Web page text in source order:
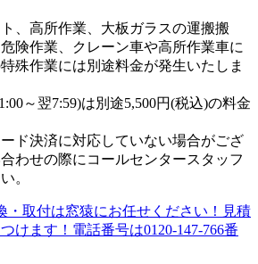
、高所作業、大板ガラスの運搬搬
険作業、クレーン車や高所作業車に
殊作業には別途料金が発生いたしま
～翌7:59)は別途5,500円(税込)の料金
ド決済に対応していない場合がござ
わせの際にコールセンタースタッフ
。